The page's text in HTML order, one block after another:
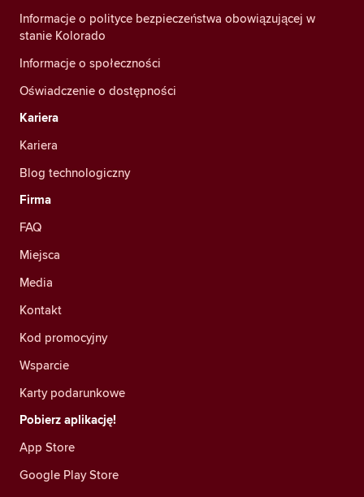
Informacje o polityce bezpieczeństwa obowiązującej w
stanie Kolorado
Informacje o społeczności
Oświadczenie o dostępności
Kariera
Kariera
Blog technologiczny
Firma
FAQ
Miejsca
Media
Kontakt
Kod promocyjny
Wsparcie
Karty podarunkowe
Pobierz aplikację!
App Store
Google Play Store